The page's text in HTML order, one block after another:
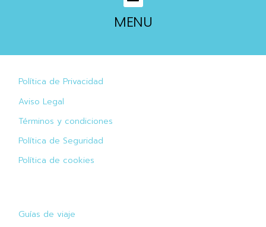
MENU
Política de Privacidad
Aviso Legal
Términos y condiciones
Política de Seguridad
Política de cookies
Guías de viaje